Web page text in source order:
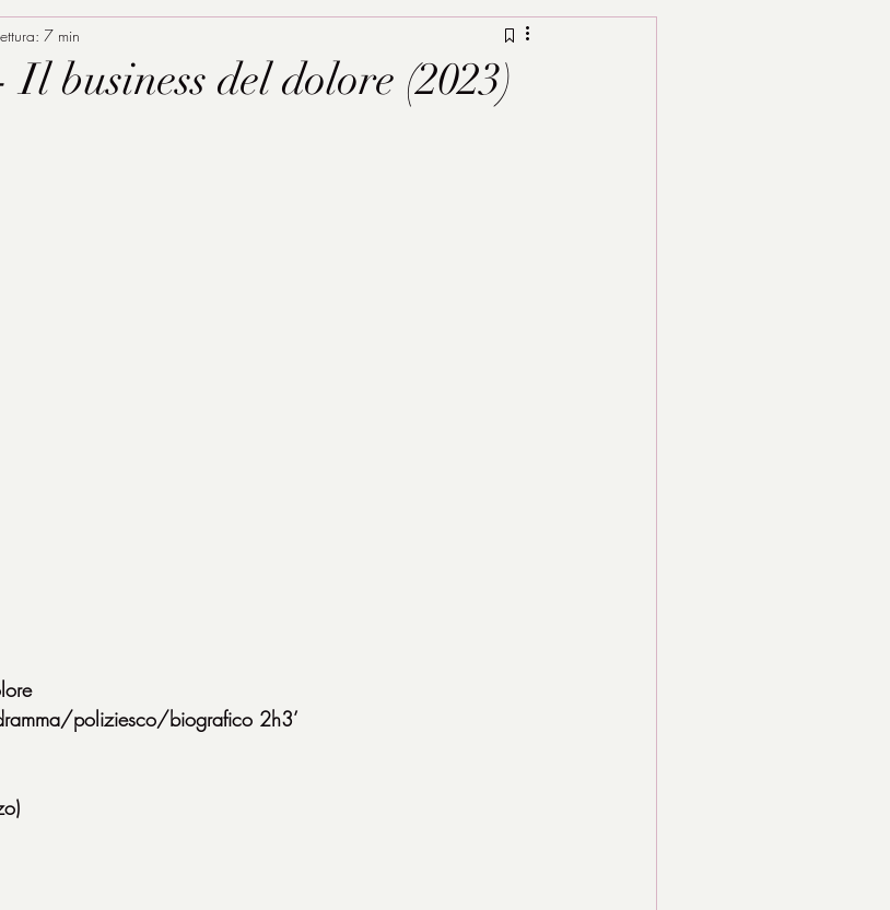
business del dolore (2023)
7 min
poliziesco/biografico 2h3’